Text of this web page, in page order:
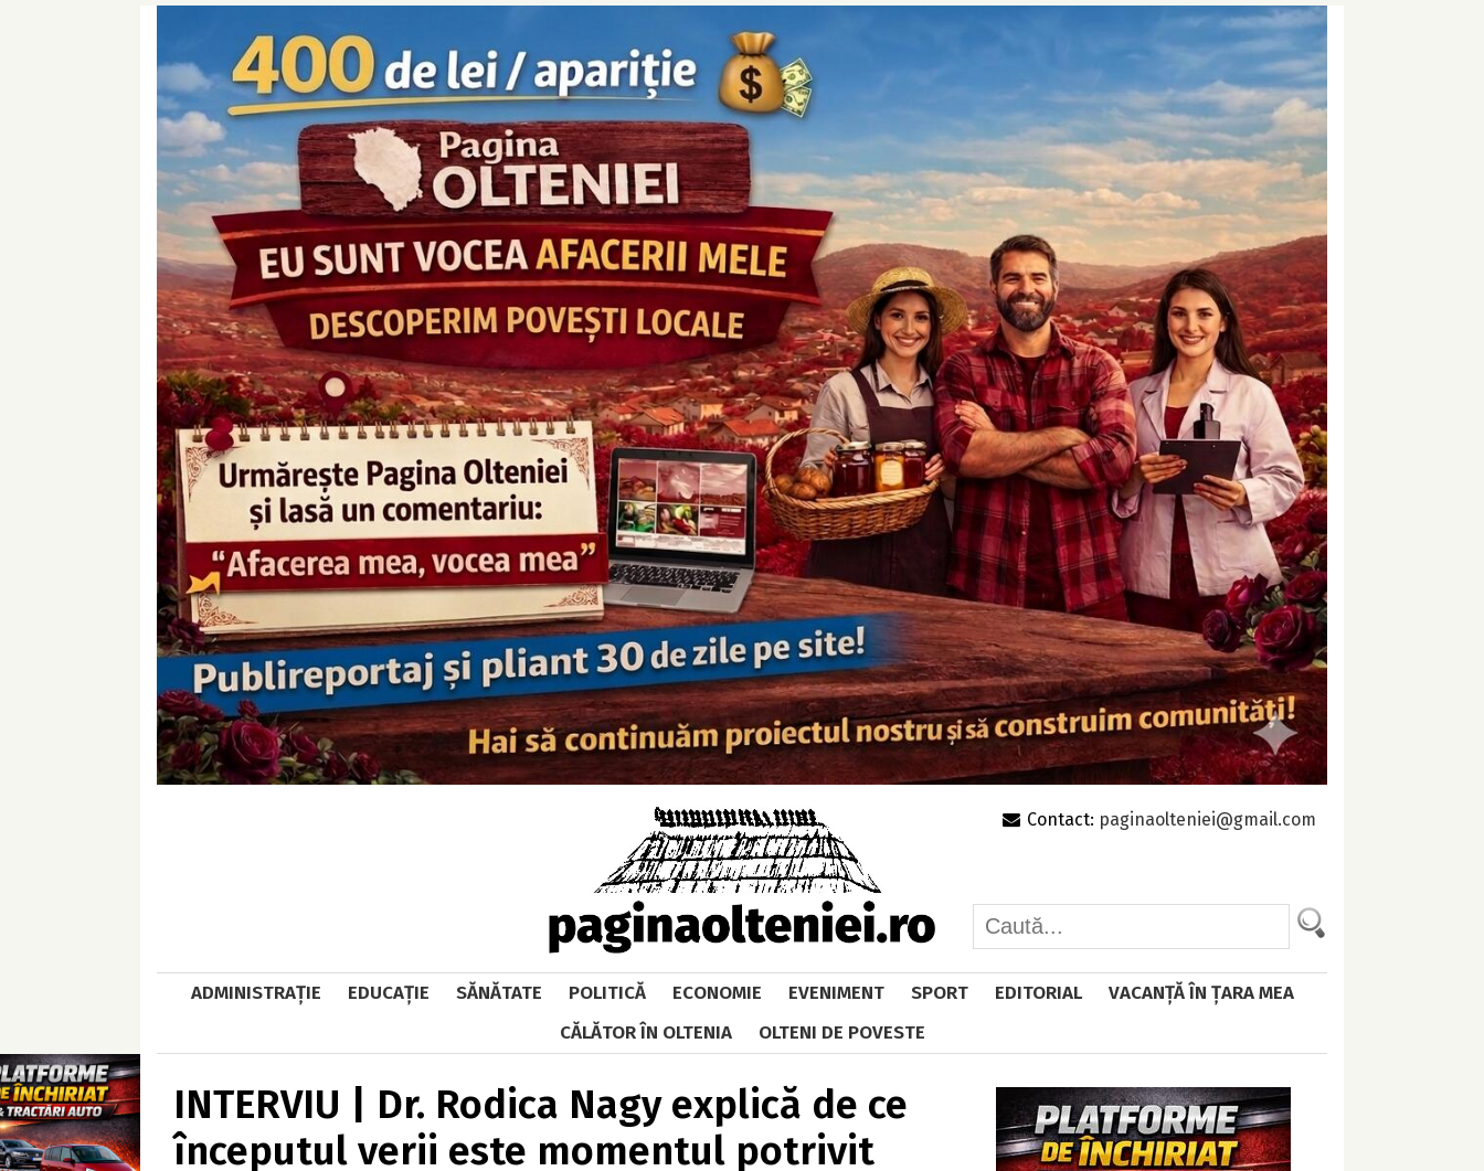
Contact: paginaolteniei@gmail.com
ADMINISTRAȚIE EDUCAȚIE SĂNĂTATE POLITICĂ ECONOMIE EVENIMENT SPORT EDITORIAL
VACANȚĂ ÎN ȚARA MEA
CĂLĂTOR ÎN OLTENIA
OLTENI DE POVESTE
INTERVIU | Dr. Rodica Nagy explică de ce
începutul verii este momentul potrivit